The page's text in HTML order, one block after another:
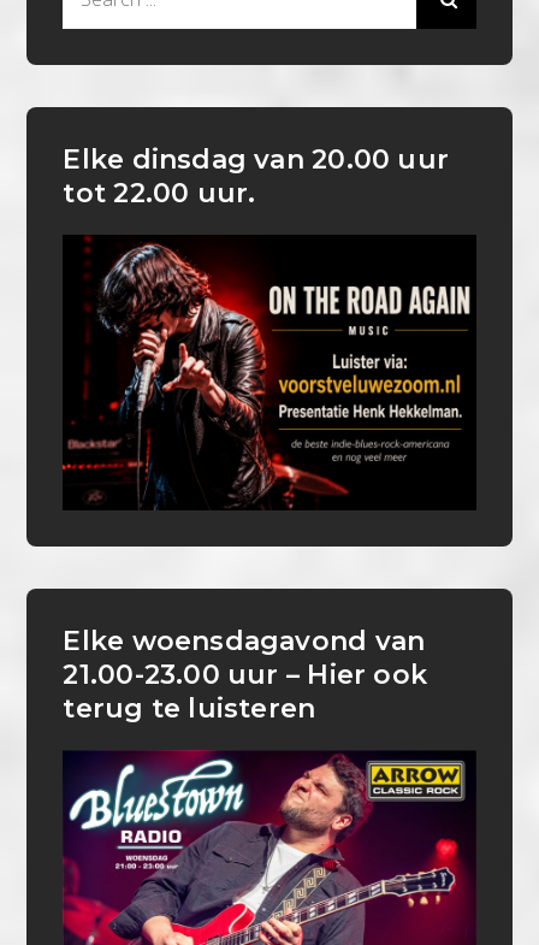
Elke dinsdag van 20.00 uur
tot 22.00 uur.
Elke woensdagavond van
21.00-23.00 uur – Hier ook
terug te luisteren